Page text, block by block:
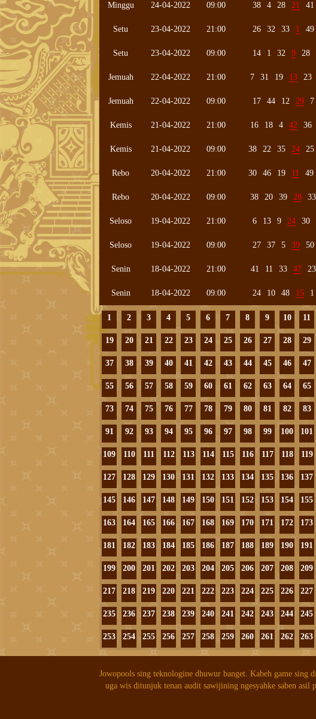
Minggu 24-04-2022 09:00 38 4 28 21 41
Setu 23-04-2022 21:00 26 32 33 1 49
Setu 23-04-2022 09:00 14 1 32 9 28
Jemuah 22-04-2022 21:00 7 31 19 13 23
Jemuah 22-04-2022 09:00 17 44 12 29 7
Kemis 21-04-2022 21:00 16 18 4 42 36
Kemis 21-04-2022 09:00 38 22 35 24 25
Rebo 20-04-2022 21:00 30 46 19 11 49
Rebo 20-04-2022 09:00 38 20 39 28 33
Seloso 19-04-2022 21:00 6 13 9 24 30
Seloso 19-04-2022 09:00 27 37 5 39 50
Senin 18-04-2022 21:00 41 11 33 47 23
Senin 18-04-2022 09:00 24 10 48 15 1
1 2 3 4 5 6 7 8 9 10 11
19 20 21 22 23 24 25 26 27 28 29
37 38 39 40 41 42 43 44 45 46 47
55 56 57 58 59 60 61 62 63 64 65
73 74 75 76 77 78 79 80 81 82 83
91 92 93 94 95 96 97 98 99 100 101
109 110 111 112 113 114 115 116 117 118 119
127 128 129 130 131 132 133 134 135 136 137
145 146 147 148 149 150 151 152 153 154 155
163 164 165 166 167 168 169 170 171 172 173
181 182 183 184 185 186 187 188 189 190 191
199 200 201 202 203 204 205 206 207 208 209
217 218 219 220 221 222 223 224 225 226 227
235 236 237 238 239 240 241 242 243 244 245
253 254 255 256 257 258 259 260 261 262 263
Jowopools sing teknologine dhuwur banget. Kabeh game
uga wis ditunjuk tenan audit sawijining ngesyahke saben